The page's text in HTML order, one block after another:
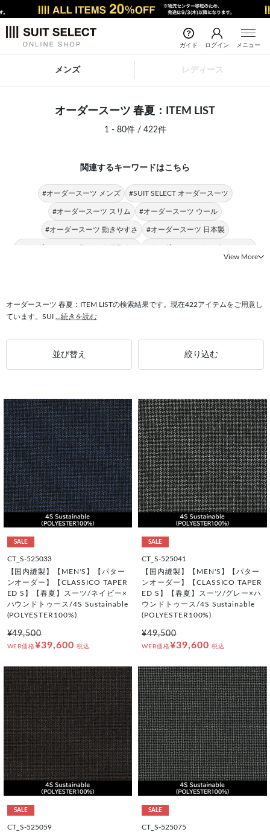
ガイド ログイン メニュー
メンズ レディース
オーダースーツ 春夏：ITEM LIST
1 - 80件 / 422件
関連するキーワードはこちら
#オーダースーツ メンズ #SUIT SELECT オーダースーツ
#オーダースーツ スリム #オーダースーツ ウール
#オーダースーツ 動きやすさ #オーダースーツ 日本製
#オーダースーツ 2釦ノッチドラペル #オーダースーツ センターベント
#セットアップ対応 春夏 #ストレッチ 春夏 #フロントポケット 春夏
#日本製 春夏
View More
オーダースーツ 春夏：ITEM LISTの検索結果です。現在422アイテムをご用意し
ています。SUI
...続きを読む
並び替え 絞り込む
SALE
CT_S-525033
【国内縫製】【MEN'S】【パター
ンオーダー】【CLASSICO TAPER
ED S】【春夏】スーツ/ネイビー×
ハウンドトゥース/4S Sustainable
(POLYESTER100%)
¥49,500
WEB価格¥39,600 税込
SALE
CT_S-525041
【国内縫製】【MEN'S】【パター
ンオーダー】【CLASSICO TAPER
ED S】【春夏】スーツ/グレー×ハ
ウンドトゥース/4S Sustainable
(POLYESTER100%)
¥49,500
WEB価格¥39,600 税込
SALE
CT_S-525059
SALE
CT_S-525075